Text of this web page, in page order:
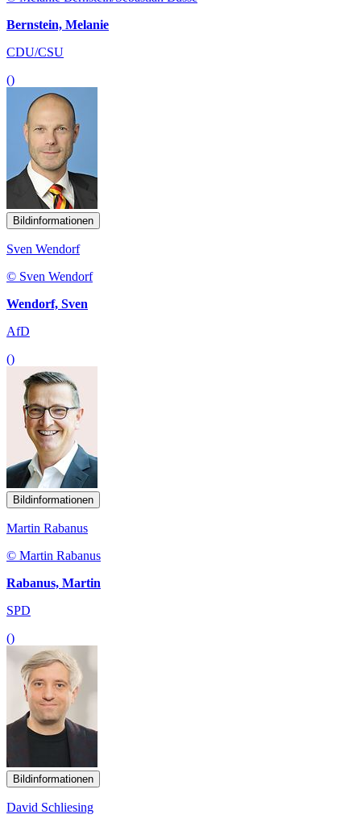
Bernstein, Melanie
CDU/CSU
()
Bildinformationen
Sven Wendorf
© Sven Wendorf
Wendorf, Sven
AfD
()
Bildinformationen
Martin Rabanus
© Martin Rabanus
Rabanus, Martin
SPD
()
Bildinformationen
David Schliesing